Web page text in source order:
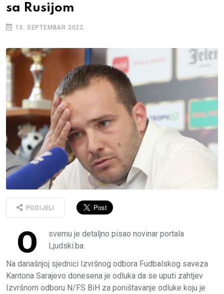
sa Rusijom
13. SEPTEMBAR 2022.
PODIJELI
O
svemu je detaljno pisao novinar portala
Ljudski.ba.
Na današnjoj sjednici Izvršnog odbora Fudbalskog saveza
Kantona Sarajevo donesena je odluka da se uputi zahtjev
Izvršnom odboru N/FS BiH za poništavanje odluke koju je